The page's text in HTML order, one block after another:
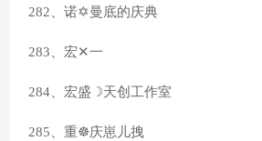
282、诺✡曼底的庆典
283、宏✕一
284、宏盛☽天创工作室
285、重☸庆崽儿拽